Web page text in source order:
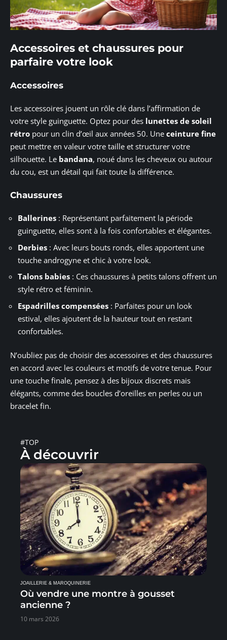
Accessoires et chaussures pour
parfaire votre look
Accessoires
Les accessoires jouent un rôle clé dans l’affirmation de
votre style guinguette. Optez pour des lunettes de soleil
rétro pour un clin d’œil aux années 50. Une ceinture fine
peut mettre en valeur votre taille et structurer votre
silhouette. Le bandana, noué dans les cheveux ou autour
du cou, est un détail qui fait toute la différence.
Chaussures
Ballerines : Représentant parfaitement la période
guinguette, elles sont à la fois confortables et élégantes.
Derbies : Avec leurs bouts ronds, elles apportent une
touche androgyne et chic à votre look.
Talons babies : Ces chaussures à petits talons offrent un
style rétro et féminin.
Espadrilles compensées : Parfaites pour un look
estival, elles ajoutent de la hauteur tout en restant
confortables.
N’oubliez pas de choisir des accessoires et des chaussures
en accord avec les couleurs et motifs de votre tenue. Pour
une touche finale, pensez à des bijoux discrets mais
élégants, comme des boucles d’oreilles en perles ou un
bracelet fin.
#TOP
À découvrir
JOAILLERIE & MAROQUINERIE
Où vendre une montre à gousset
ancienne ?
10 mars 2026